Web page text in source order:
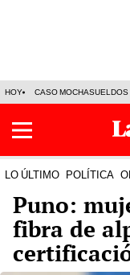
HOY CASO MOCHASUELDOS
LO ÚLTIMO POLÍTICA
Puno:
fibra de